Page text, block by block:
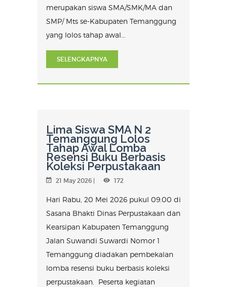
merupakan siswa SMA/SMK/MA dan
SMP/ Mts se-Kabupaten Temanggung
yang lolos tahap awal...
SELENGKAPNYA
Lima Siswa SMA N 2
Temanggung Lolos
Tahap Awal Lomba
Resensi Buku Berbasis
Koleksi Perpustakaan
21 May 2026 | 172
Hari Rabu, 20 Mei 2026 pukul 09.00 di
Sasana Bhakti Dinas Perpustakaan dan
Kearsipan Kabupaten Temanggung
Jalan Suwandi Suwardi Nomor 1
Temanggung diadakan pembekalan
lomba resensi buku berbasis koleksi
perpustakaan. Peserta kegiatan